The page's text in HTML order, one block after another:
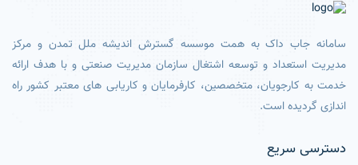
سامانه جاب داک به همت موسسه گسترش اندیشه ملل تمدن و مرکز
مدیریت استعداد و توسعه اشتغال سازمان مدیریت صنعتی و با هدف ارائه
خدمت به کارجویان، متخصصین، کارفرمایان و کاریابی های معتبر کشور راه
اندازی گردیده است.
دسترسی سریع